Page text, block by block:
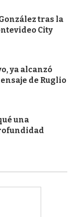
tras la
City
ya alcanzó
de Ruglio
una